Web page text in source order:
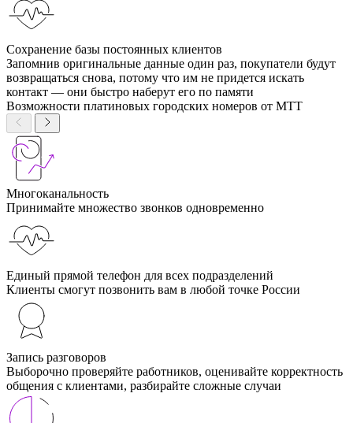
Сохранение базы постоянных клиентов
Запомнив оригинальные данные один раз, покупатели будут
возвращаться снова, потому что им не придется искать
контакт — они быстро наберут его по памяти
Возможности платиновых городских номеров от МТТ
Многоканальность
Принимайте множество звонков одновременно
Единый прямой телефон для всех подразделений
Клиенты смогут позвонить вам в любой точке России
Запись разговоров
Выборочно проверяйте работников, оценивайте корректность
общения с клиентами, разбирайте сложные случаи